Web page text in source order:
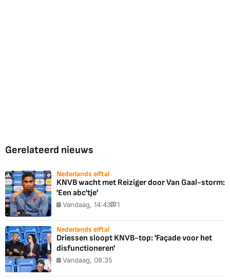
Gerelateerd nieuws
Nederlands elftal
KNVB wacht met Reiziger door Van Gaal-storm:
'Een abc'tje'
Vandaag, 14:43 1
Nederlands elftal
Driessen sloopt KNVB-top: 'Façade voor het
disfunctioneren'
Vandaag, 08:35